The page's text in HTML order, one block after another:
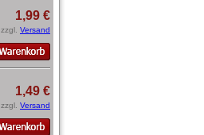
1,99 €
zzgl. Versand
1,49 €
zzgl. Versand